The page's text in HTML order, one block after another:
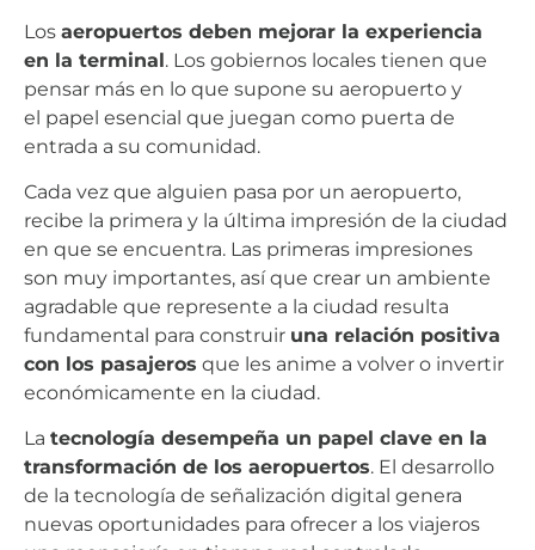
Los aeropuertos deben mejorar la experiencia
en la terminal. Los gobiernos locales tienen que
pensar más en lo que supone su aeropuerto y
el papel esencial que juegan como puerta de
entrada a su comunidad.
Cada vez que alguien pasa por un aeropuerto,
recibe la primera y la última impresión de la ciudad
en que se encuentra. Las primeras impresiones
son muy importantes, así que crear un ambiente
agradable que represente a la ciudad resulta
fundamental para construir una relación positiva
con los pasajeros que les anime a volver o invertir
económicamente en la ciudad.
La tecnología desempeña un papel clave en la
transformación de los aeropuertos. El desarrollo
de la tecnología de señalización digital genera
nuevas oportunidades para ofrecer a los viajeros